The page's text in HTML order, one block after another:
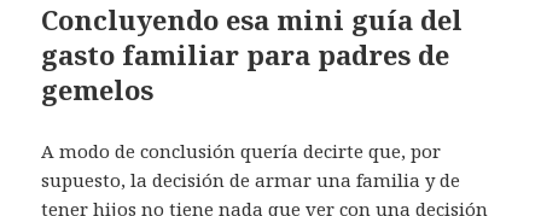
Concluyendo esa mini guía del
gasto familiar para padres de
gemelos
A modo de conclusión quería decirte que, por
supuesto, la decisión de armar una familia y de
tener hijos no tiene nada que ver con una decisión